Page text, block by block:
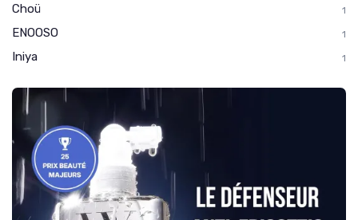
Choü 1
ENOOSO 1
Iniya 1